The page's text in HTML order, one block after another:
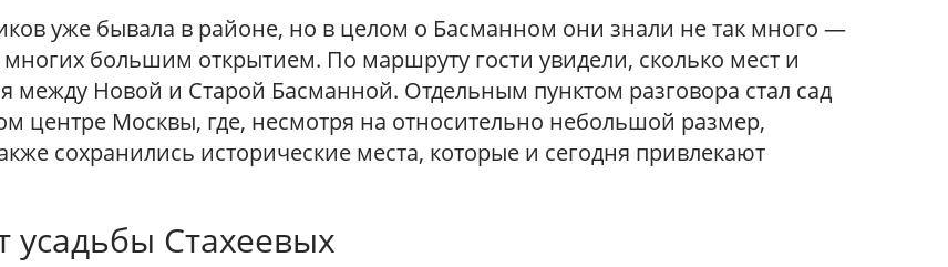
уже бывала в районе, но в целом о Басманном они знали не так много —
многих большим открытием. По маршруту гости увидели, сколько мест и
между Новой и Старой Басманной. Отдельным пунктом разговора стал сад
центре Москвы, где, несмотря на относительно небольшой размер,
сохранились исторические места, которые и сегодня привлекают
усадьбы Стахеевых